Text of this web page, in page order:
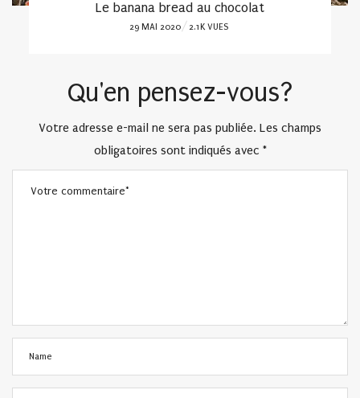
Le pain au beurre à la confiture
POSTED
14 MARS 2022 3K VUES
Qu'en pensez-vous?
Votre adresse e-mail ne sera pas publiée. Les champs
obligatoires sont indiqués avec *